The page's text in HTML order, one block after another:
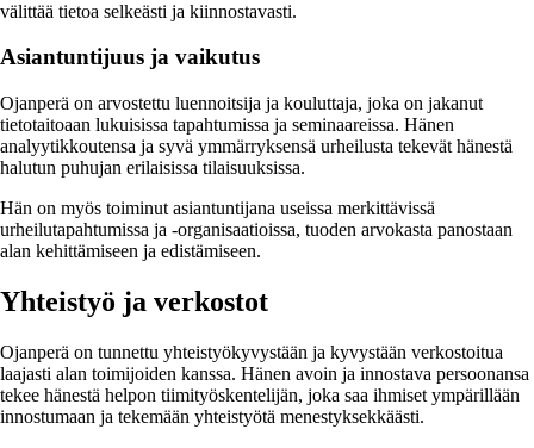
välittää tietoa selkeästi ja kiinnostavasti.
Asiantuntijuus ja vaikutus
Ojanperä on arvostettu luennoitsija ja kouluttaja, joka on jakanut
tietotaitoaan lukuisissa tapahtumissa ja seminaareissa. Hänen
analyytikkoutensa ja syvä ymmärryksensä urheilusta tekevät hänestä
halutun puhujan erilaisissa tilaisuuksissa.
Hän on myös toiminut asiantuntijana useissa merkittävissä
urheilutapahtumissa ja -organisaatioissa, tuoden arvokasta panostaan
alan kehittämiseen ja edistämiseen.
Yhteistyö ja verkostot
Ojanperä on tunnettu yhteistyökyvystään ja kyvystään verkostoitua
laajasti alan toimijoiden kanssa. Hänen avoin ja innostava persoonansa
tekee hänestä helpon tiimityöskentelijän, joka saa ihmiset ympärillään
innostumaan ja tekemään yhteistyötä menestyksekkäästi.